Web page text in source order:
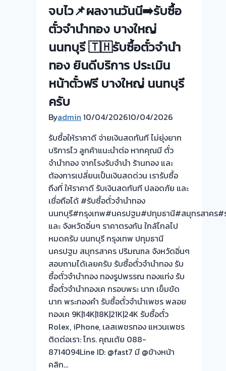
จำนำ
ยินดี
บริการ
ประเมิน
หน้า
ตั๋ว
กทม
ครับ⭐
ประชา
นิเวศน์-
สามัคคี-
นนทบุรี
ให้
ราคา
สูง
เงินสด
จบไว📌ผลงานวันนี➡️รับซื้อ
ตั๋วจำนำทอง บางใหญ่
นนทบุรี 🇹🇭รับซื้อตั๋วจำนำ
ทอง ยินดีบริการ ประเมิน
หน้าตั๋วฟรี บางใหญ่ นนทบุรี
ครับ
Byadmin 10/04/202610/04/2026
รับซื้อให้ราคาดี จ่ายเงินสดทันที ไม่ยุ่งยาก
บริการไว ลูกค้าแนะนำต่อ หากคุณมี ตั๋ว
จำนำทอง จากโรงรับจำนำ ร้านทอง และ
ต้องการเปลี่ยนเป็นเงินสดด่วน เรารับซื้อ
ถึงที่ ให้ราคาดี รับเงินสดทันที ปลอดภัย และ
เชื่อถือได้ #รับซื้อตั๋วจำนำทอง
นนทบุรี#กรุงเทพ#นครปฐม#ปทุมธานี#สมุทรสาคร#
และ จังหวัดอิ่นๆ ราคาตรงกัน ใกล้ไกลไป
หมดครับ นนทบุรี กรุงเทพ ปทุมธานี
นครปฐม สมุทรสาคร ปริมณฑล จังหวัดอิ่นๆ
สอบถามได้เลยครับ รับซื้อตั๋วจำนำทอง รับ
ซื้อตั๋วจำนำทอง ทองรูปพรรณ ทองแท่ง รับ
ซื้อตั๋วจำนำทองเค กรอบพระ นาก เข็มขัด
นาก พระทองคำ รับซื้อตั๋วจำนำเพชร พลอย
ทองเค 9K|14K|18K|21K|24K รับซื้อตั๋ว
Rolex, iPhone, เลสเพชรทอง แหวนเพชร
ติดต่อเรา: โทร. คุณเต้ย 088-
8714094Line ID: @fast7 มี @ข้างหน้า
คลิก…